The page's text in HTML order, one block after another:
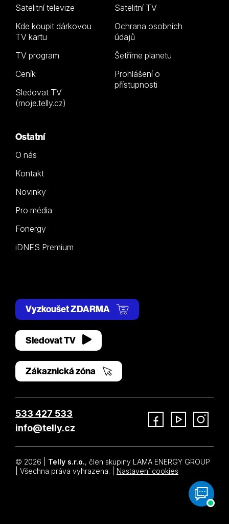
Satelitní televize
Kde koupit dárkovou
TV kartu
TV program
Ceník
Sledovat TV
(moje.telly.cz)
Satelitní TV
Ochrana osobních
údajů
Šetříme planetu
Prohlášení o
přístupnosti
Ostatní
O nás
Kontakt
Novinky
Pro média
Fonergy
iDNES Premium
Vyzkoušet ZDARMA
Sledovat TV
Zákaznická zóna
533 427 533
info@telly.cz
© 2026 | Telly s.r.o., člen skupiny LAMA ENERGY GROUP
| Všechna práva vyhrazena. |
Nastavení cookies